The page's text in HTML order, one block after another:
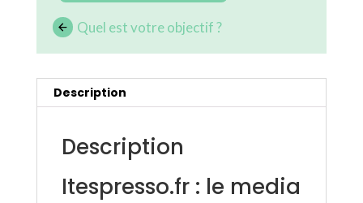
Quel est votre objectif ?
Description
Description
Itespresso.fr : le media